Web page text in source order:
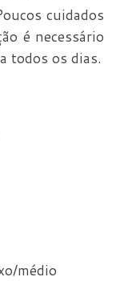
cuidados
é necessário
todos os dias.
médio